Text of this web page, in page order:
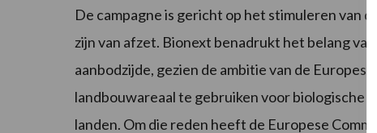
De campagne is gericht op het stimuleren van
zijn van afzet. Bionext benadrukt het belang
aanbodzijde, gezien de ambitie van de
landbouwareaal te gebruiken voor biologische
landen. Om die reden heeft de Europese